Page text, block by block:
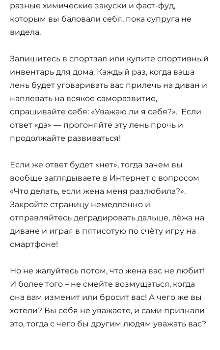
разные химические закуски и фаст-фуд,
которым вы баловали себя, пока супруга не
видела.
Запишитесь в спортзал или купите спортивный
инвентарь для дома. Каждый раз, когда ваша
лень будет уговаривать вас прилечь на диван и
наплевать на всякое саморазвитие,
спрашивайте себя: «Уважаю ли я себя?». Если
ответ «да» — прогоняйте эту лень прочь и
продолжайте развиваться!
Если же ответ будет «нет», тогда зачем вы
вообще заглядываете в Интернет с вопросом
«Что делать, если жена меня разлюбила?».
Закройте страницу немедленно и
отправляйтесь деградировать дальше, лёжа на
диване и играя в пятисотую по счёту игру на
смартфоне!
Но не жалуйтесь потом, что жена вас не любит!
И более того – не смейте возмущаться, когда
она вам изменит или бросит вас! А чего же вы
хотели? Вы себя не уважаете, и сами признали
это, тогда с чего бы другим людям уважать вас?